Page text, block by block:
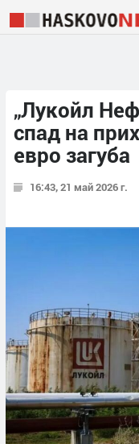
„Лукойл
спад на
евро загуба
16:43, 21 май 2026 г.